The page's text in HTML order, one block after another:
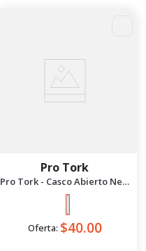
Pro Tork
Pro Tork - Casco Abierto New
Liberty 3 Mate M | Azul
Oferta: $40.00